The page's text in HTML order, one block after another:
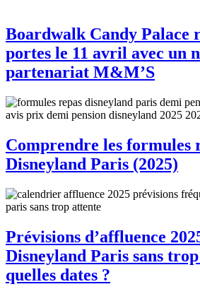
Boardwalk Candy Palace
portes le 11 avril avec un
partenariat M&M’S
Comprendre les formules
Disneyland Paris (2025)
Prévisions d’affluence
Disneyland Paris sans
quelles dates ?